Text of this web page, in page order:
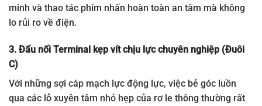
minh và thao tác phím nhấn hoàn toàn an tâm mà không
lo rủi ro về điện.
3. Đấu nối Terminal kẹp vít chịu lực chuyên nghiệp (Đuôi
C)
Với những sợi cáp mạch lực động lực, việc bẻ góc luồn
qua các lỗ xuyên tâm nhỏ hẹp của rơ le thông thường rất